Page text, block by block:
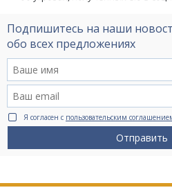
Подпишитесь на наши
обо всех предложениях
Я согласен с пользовательским
Отправить